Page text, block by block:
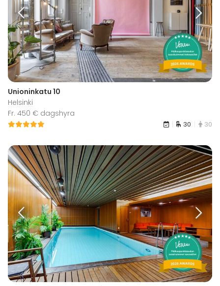
Unioninkatu 10
Helsinki
Fr. 450 € dagshyra
30 30